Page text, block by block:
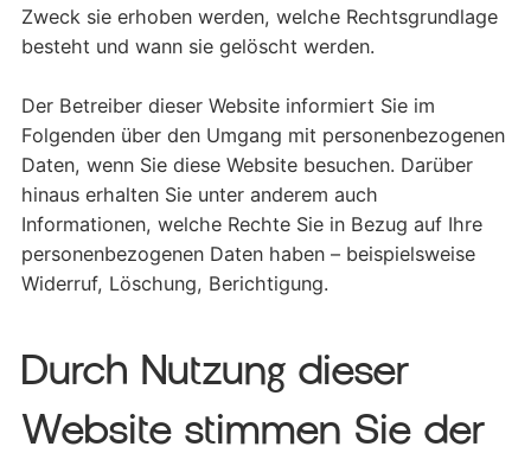
Zweck sie erhoben werden, welche Rechtsgrundlage
besteht und wann sie gelöscht werden.
Der Betreiber dieser Website informiert Sie im
Folgenden über den Umgang mit personenbezogenen
Daten, wenn Sie diese Website besuchen. Darüber
hinaus erhalten Sie unter anderem auch
Informationen, welche Rechte Sie in Bezug auf Ihre
personenbezogenen Daten haben – beispielsweise
Widerruf, Löschung, Berichtigung.
Durch Nutzung dieser
Website stimmen Sie der